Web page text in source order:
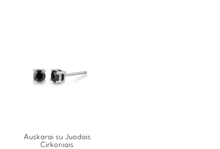
Auskarai su Juodais
Cirkoniais